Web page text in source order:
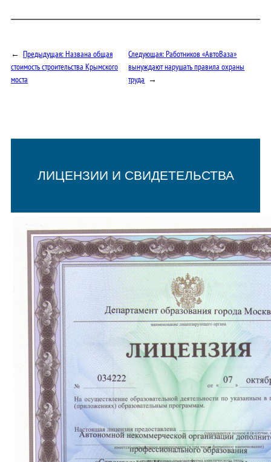
← Предыдущая:Названа общая
стоимость строительства Крымского
моста
Следующая:Работников «АвтоВаза»
вынуждают нарушать правила охраны
труда →
ЛИЦЕНЗИИ И СВИДЕТЕЛЬСТВА